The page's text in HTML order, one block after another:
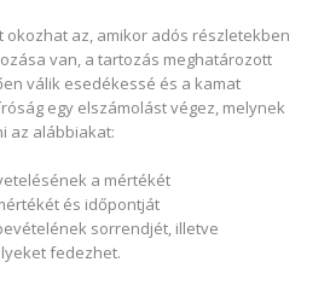
az, amikor adós részletekben
van, a tartozás meghatározott
válik esedékessé és a kamat
egy elszámolást végez, melynek
az alábbiakat:
a mértékét
és időpontját
sorrendjét, illetve
fedezhet.